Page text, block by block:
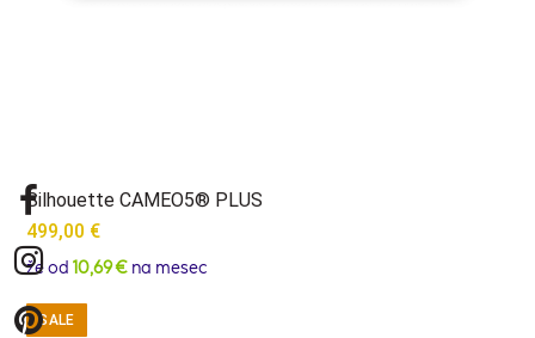
Silhouette CAMEO5® PLUS
499,00 €
že od10,69 € na mesec
SALE